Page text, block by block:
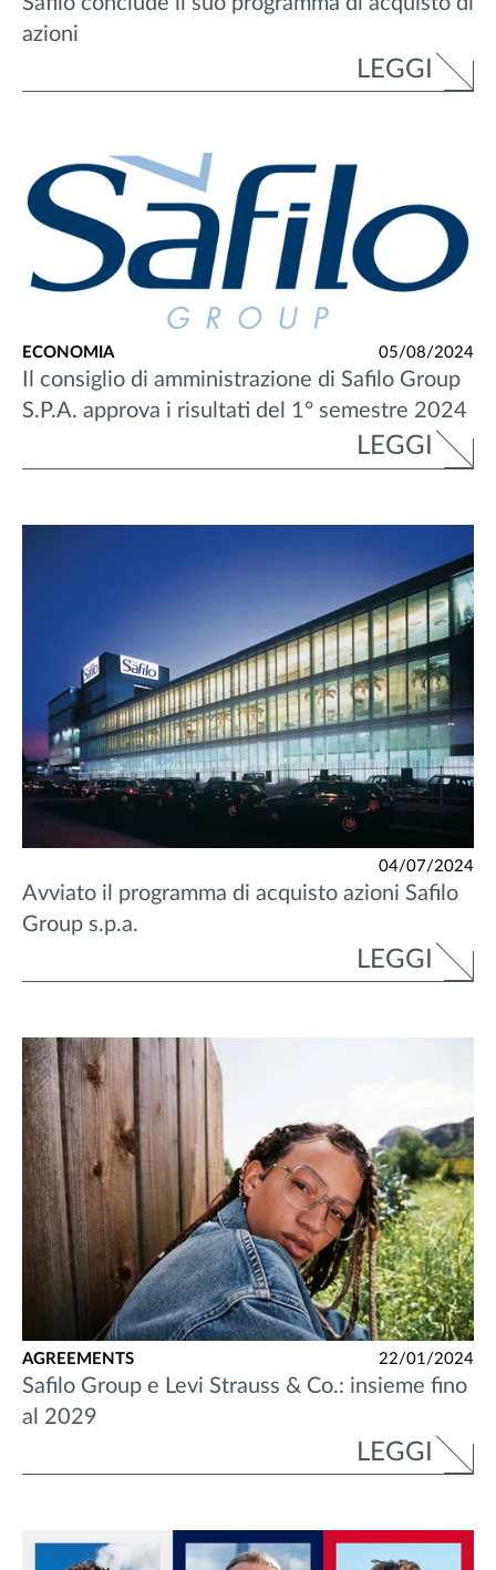
azioni
LEGGI
ECONOMIA 05/08/2024
Il consiglio di amministrazione di Safilo Group
S.P.A. approva i risultati del 1° semestre 2024
LEGGI
04/07/2024
Avviato il programma di acquisto azioni Safilo
Group s.p.a.
LEGGI
AGREEMENTS 22/01/2024
Safilo Group e Levi Strauss & Co.: insieme fino
al 2029
LEGGI